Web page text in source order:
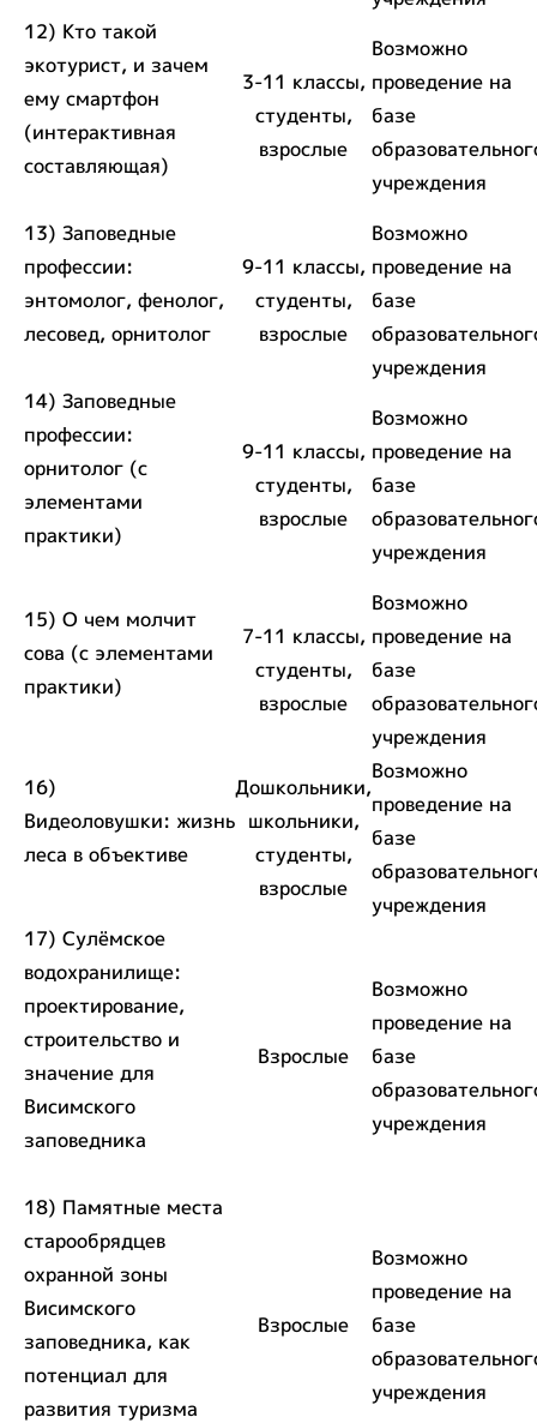
12) Кто такой
экотурист, и зачем
ему смартфон
(интерактивная
составляющая)
3-11 классы,
студенты,
взрослые
Возможно
проведение на
базе
учреждения
13) Заповедные
профессии:
энтомолог, фенолог,
лесовед, орнитолог
9-11 классы,
студенты,
взрослые
Возможно
проведение на
базе
учреждения
14) Заповедные
профессии:
орнитолог (с
элементами
практики)
9-11 классы,
студенты,
взрослые
Возможно
проведение на
базе
учреждения
15) О чем молчит
сова (с элементами
практики)
7-11 классы,
студенты,
взрослые
Возможно
проведение на
базе
учреждения
16)
Видеоловушки: жизнь
леса в объективе
Дошкольники,
школьники,
студенты,
взрослые
Возможно
проведение на
базе
учреждения
17) Сулёмское
водохранилище:
проектирование,
строительство и
значение для
Висимского
заповедника
Взрослые
Возможно
проведение на
базе
учреждения
18) Памятные места
старообрядцев
охранной зоны
Висимского
заповедника, как
потенциал для
развития туризма
Взрослые
Возможно
проведение на
базе
учреждения